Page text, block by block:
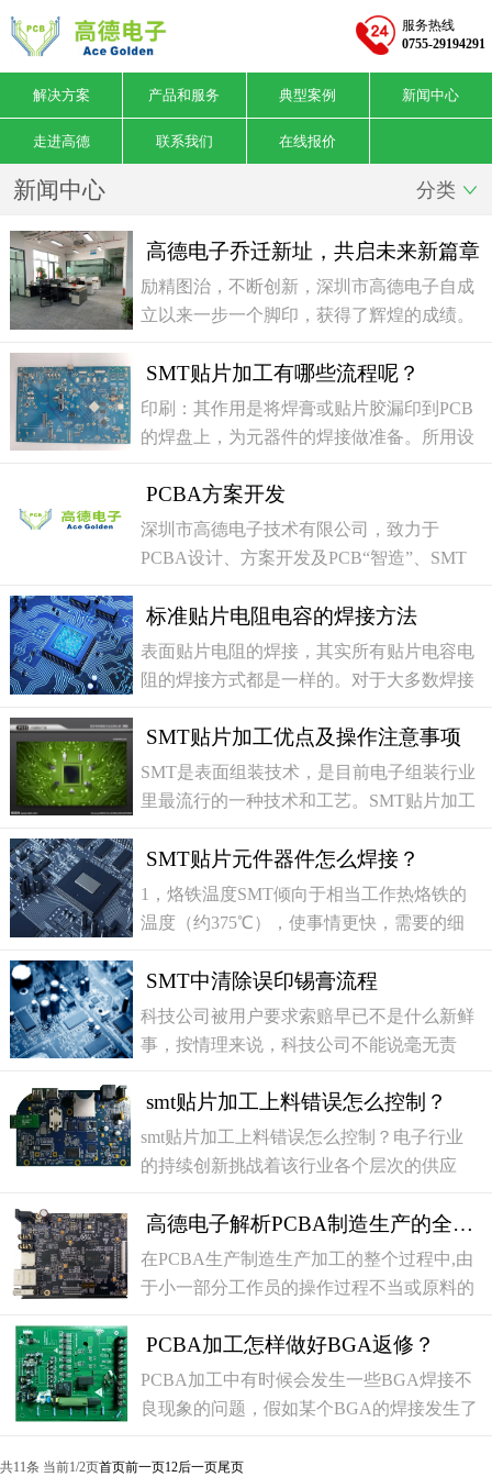
服务热线
0755-29194291
解决方案 产品和服务 典型案例 新闻中心
走进高德 联系我们 在线报价
新闻中心 分类 
高德电子乔迁新址，共启未来新篇章
励精图治，不断创新，深圳市高德电子自成
立以来一步一个脚印，获得了辉煌的成绩。
电子迎来了发展历程中的又一重要里程碑
——2024年6月28日公司正式入驻深圳前湾
硬科技产业园。此次乔迁不仅标志着深圳市
实的一步，也预示着公司在未来发展中将拥
SMT贴片加工有哪些流程呢？
印刷：其作用是将焊膏或贴片胶漏印到PCB
的焊盘上，为元器件的焊接做准备。所用设
线的最前端。点胶：因现在所用的电路板大
多是双面贴片，为防止二次回炉时投入面的
元件因锡膏再次熔化而脱落，故在投入面加
上，其主要作用是将元器件固定到
PCBA方案开发
深圳市高德电子技术有限公司，致力于
PCBA设计、方案开发及PCB“智造”、SMT
户提供专业的PCBA解决方案，广泛用于汽
车电子、通讯终端、工业控制、医疗系统、
消费电子、新能源、Alot万物互联、半导体
作伙伴、友商等莅临考察，合作洽谈...
标准贴片电阻电容的焊接方法
表面贴片电阻的焊接，其实所有贴片电容电
阻的焊接方式都是一样的。对于大多数焊接
定焊接贴片元件的一个引脚，然后焊接另一
侧，下图列出了这些步骤;更多详细信息，请
按照以下：一、贴片焊接的工具1，恒温烙
贴片
SMT贴片加工优点及操作注意事项
SMT是表面组装技术，是目前电子组装行业
里最流行的一种技术和工艺。SMT贴片加工
膏的PCB上，然后过焊接炉。smt贴片加工以
组装密度高、电子产品体积小、高频特性好
等优点得到厂家认可。因为SMT贴片机高效
了极大的优势，有了SMT贴片机，
SMT贴片元件器件怎么焊接？
1，烙铁温度SMT倾向于相当工作热烙铁的
温度（约375℃），使事情更快，需要的细
置将铁铁各不相同，但它可能会是330°介于
C/626°F至380°C/716°F（尽管有一些便宜的
温控烙铁温度设置可能不一定很准确如果它
数现代分量相当大的弹性，被
SMT中清除误印锡膏流程
科技公司被用户要求索赔早已不是什么新鲜
事，按情理来说，科技公司不能说毫无责
是“躺着中枪”。 【女子炒股时断网赔60万找
运营商索赔】近日
smt贴片加工上料错误怎么控制？
smt贴片加工上料错误怎么控制？电子行业
的持续创新挑战着该行业各个层次的供应
强大功能的设备。在这种情况下，电路板的
设计开发与实际生产之间的差距是趋于增
加，特别是因为设计人员通常没有与生产相
样阶段尽快识别潜在的错误变得至关重要
高德电子解析PCBA制造生产的全过程
在PCBA生产制造生产加工的整个过程中,由
于小一部分工作员的操作过程不当或原料的
此之外，有缺陷的PCBA板务必检修。那么
在深圳市电子产业链飞速发展的大都市，
PCBA维修生产制造的流程是怎样进行的？
造的流程，一般大约可以分为这好几
PCBA加工怎样做好BGA返修？
PCBA加工中有时候会发生一些BGA焊接不
良现象的问题，假如某个BGA的焊接发生了
行BGA维修，下面小编为各位分享下PCBA
共11条 当前1/2页首页前一页12后一页尾页